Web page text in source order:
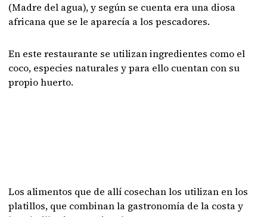
(Madre del agua), y según se cuenta era una diosa
africana que se le aparecía a los pescadores.
En este restaurante se utilizan ingredientes como el
coco, especies naturales y para ello cuentan con su
propio huerto.
Los alimentos que de allí cosechan los utilizan en los
platillos, que combinan la gastronomía de la costa y